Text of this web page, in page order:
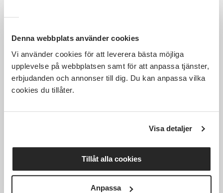
Denna webbplats använder cookies
Vi använder cookies för att leverera bästa möjliga
upplevelse på webbplatsen samt för att anpassa tjänster,
erbjudanden och annonser till dig. Du kan anpassa vilka
cookies du tillåter.
Visa detaljer
Tillåt alla cookies
Anpassa
Oavsett anledning vill vi erbjuda tjejer en
trygg plats att utvecklas tillsammans med
andra.
I dialog med unga och genom pilotverksamhet
har vi sett att sammanhang som vänder sig till
delta och ta plats.